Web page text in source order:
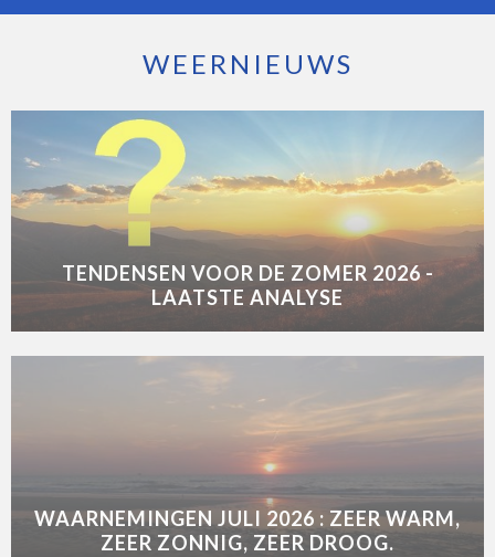
WEERNIEUWS
TENDENSEN VOOR DE ZOMER 2026 -
LAATSTE ANALYSE
WAARNEMINGEN JULI 2026 : ZEER WARM,
ZEER ZONNIG, ZEER DROOG.